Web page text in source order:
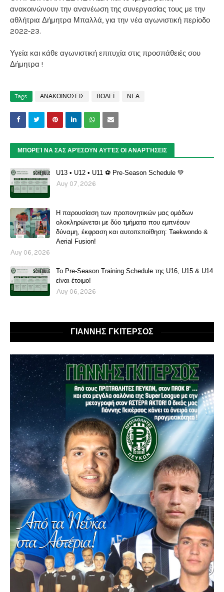
ανακοινώνουν την ανανέωση της συνεργασίας τους με την
αθλήτρια Δήμητρα Μπαλλά, για την νέα αγωνιστική περίοδο
2022-23.
Υγεία και κάθε αγωνιστική επιτυχία στις προσπάθειές σου
Δήμητρα !
Tags ΑΝΑΚΟΙΝΩΣΕΙΣ ΒΟΛΕΪ ΝΕΑ
ΜΠΟΡΕΊ ΝΑ ΣΑΣ ΑΡΈΣΟΥΝ ΑΥΤΈΣ ΟΙ ΑΝΑΡΤΉΣΕΙΣ
U13 • U12 • U11 ⚽️ Pre-Season Schedule 💚
Αυγ 07, 2026
Η παρουσίαση των προπονητικών μας ομάδων
ολοκληρώνεται με δύο τμήματα που εμπνέουν
δύναμη, έκφραση και αυτοπεποίθηση: Taekwondo &
Aerial Fusion!
Αυγ 06, 2026
Το Pre-Season Training Schedule της U16, U15 & U14
είναι έτοιμο!
Αυγ 06, 2026
ΓΙΑΝΝΗΣ ΓΚΙΤΕΡΣΟΣ